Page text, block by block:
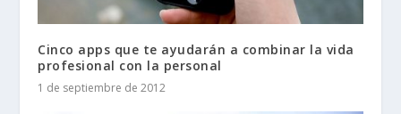
Cinco apps que te ayudarán a combinar la vida
profesional con la personal
1 de septiembre de 2012